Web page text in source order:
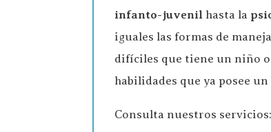
infanto-juvenil hasta la
iguales las formas de
difíciles que tiene un niño o
habilidades que ya posee
Consulta nuestros servicios: